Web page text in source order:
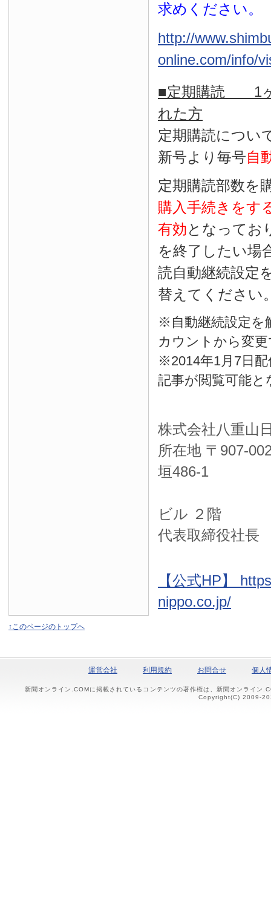
求めください。
http://
online.com/info/
■定期購読 1ヶ
れた方
定期購読につい
新号より毎号自
定期購読部数を
購入手続きをす
有効となってお
を終了したい場
読自動継続設定
替えてください
※自動継続設定を
カウントから変
※2014年1月7日
記事が閲覧可能
株式会社八重山
所在地 〒 907-
垣486-1
ビル ２階
代表取締役社
【公式HP】
nippo.co.jp/
↑このページのトップへ
運営会社 利用規約 お問合せ 個人
新聞オンライン.COMに掲載されているコンテンツの著作権は、新聞オンライン
Copyright(C) 2009-